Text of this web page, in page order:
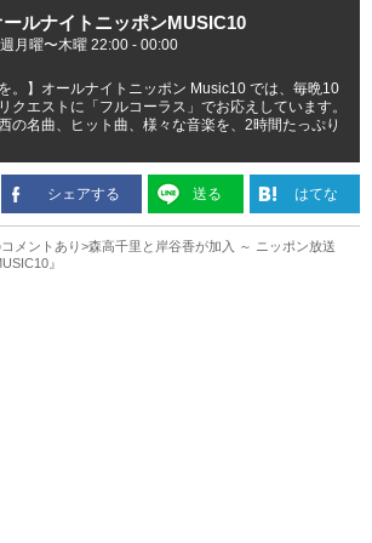
ールナイトニッポンMUSIC10
月曜〜木曜 22:00 - 00:00
。】オールナイトニッポン Music10 では、毎晩10
クエストに「フルコーラス」でお応えしています。
の名曲、ヒット曲、様々な音楽を、2時間たっぷり
シェアする 送る はてな
メントあり>森高千里と岸谷香が加入 ～ ニッポン放送
』